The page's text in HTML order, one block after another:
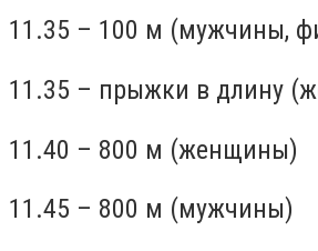
11.35 – 100 м (мужчины,
11.35 – прыжки в длину
11.40 – 800 м (женщины)
11.45 – 800 м (мужчины)